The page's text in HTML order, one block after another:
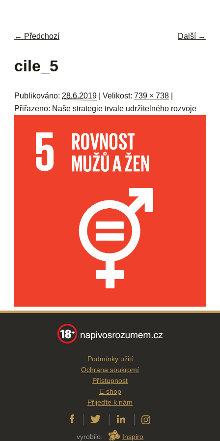
← Předchozí Další →
cile_5
Publikováno: 28.6.2019 | Velikost:739 × 738
Přiřazeno: Naše strategie trvale udržitelného rozvoje
Podmínky užití
Ochrana soukromí
Přístupnost
E-shop
Přijeďte k nám
vyrobilo: Inspiro